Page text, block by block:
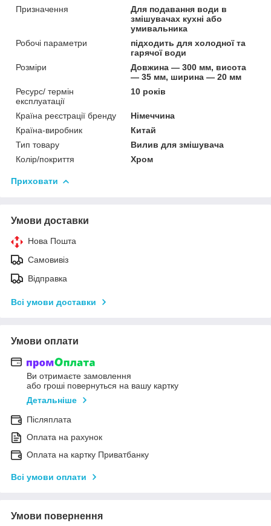
Призначення
Для подавання води в
змішувачах кухні або
умивальника
Робочі параметри
підходить для холодної та
гарячої води
Розміри
Довжина — 300 мм, висота
— 35 мм, ширина — 20 мм
Ресурс/ термін
експлуатації
10 років
Країна реєстрації бренду
Німеччина
Країна-виробник
Китай
Тип товару
Вилив для змішувача
Колір/покриття
Хром
Приховати
Умови доставки
Нова Пошта
Самовивіз
Відправка
Всі умови доставки
Умови оплати
Ви отримаєте замовлення
або гроші повернуться на вашу картку
Детальніше
Післяплата
Оплата на рахунок
Оплата на картку Приватбанку
Всі умови оплати
Умови повернення